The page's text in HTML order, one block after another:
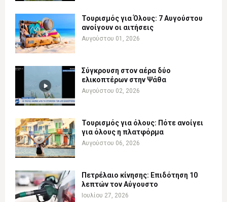
Τουρισμός για Όλους: 7 Αυγούστου
ανοίγουν οι αιτήσεις
Αυγούστου 01, 2026
Σύγκρουση στον αέρα δύο
ελικοπτέρων στην Ψάθα
Αυγούστου 02, 2026
Τουρισμός για όλους: Πότε ανοίγει
για όλους η πλατφόρμα
Αυγούστου 06, 2026
Πετρέλαιο κίνησης: Επιδότηση 10
λεπτών τον Αύγουστο
Ιουλίου 27, 2026